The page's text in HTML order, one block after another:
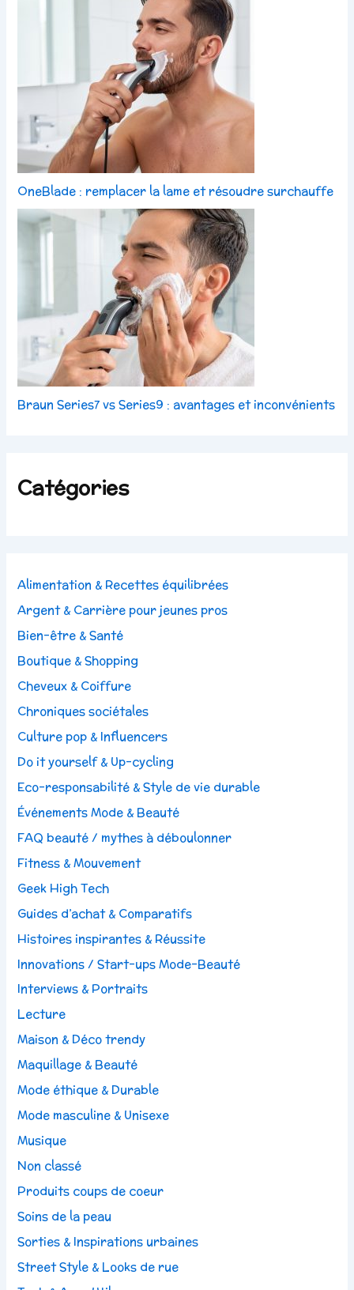
OneBlade : remplacer la lame et résoudre surchauffe
Braun Series7 vs Series9 : avantages et inconvénients
Catégories
Alimentation & Recettes équilibrées
Argent & Carrière pour jeunes pros
Bien-être & Santé
Boutique & Shopping
Cheveux & Coiffure
Chroniques sociétales
Culture pop & Influencers
Do it yourself & Up-cycling
Eco-responsabilité & Style de vie durable
Événements Mode & Beauté
FAQ beauté / mythes à déboulonner
Fitness & Mouvement
Geek High Tech
Guides d’achat & Comparatifs
Histoires inspirantes & Réussite
Innovations / Start-ups Mode-Beauté
Interviews & Portraits
Lecture
Maison & Déco trendy
Maquillage & Beauté
Mode éthique & Durable
Mode masculine & Unisexe
Musique
Non classé
Produits coups de coeur
Soins de la peau
Sorties & Inspirations urbaines
Street Style & Looks de rue